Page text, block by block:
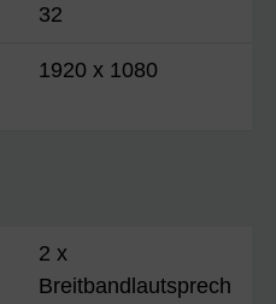
32
1920 x 1080
2 x
Breitbandlautsprech